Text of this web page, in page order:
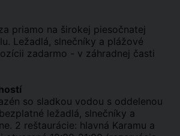
priamo na širokej piesočnatej
Ležadlá, slnečníky a plážové
zadarmo - v záhradnej časti
so sladkou vodou s oddelenou
ležadlá, slnečníky a
2 reštaurácie: hlavná Karamu a